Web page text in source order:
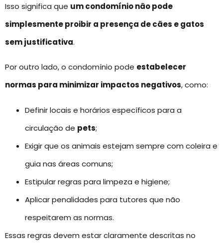
Isso significa que um condomínio não pode
simplesmente proibir a presença de cães e gatos
sem justificativa.
Por outro lado, o condomínio pode estabelecer
normas para minimizar impactos negativos, como:
Definir locais e horários específicos para a
circulação de pets;
Exigir que os animais estejam sempre com coleira e
guia nas áreas comuns;
Estipular regras para limpeza e higiene;
Aplicar penalidades para tutores que não
respeitarem as normas.
Essas regras devem estar claramente descritas no